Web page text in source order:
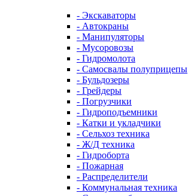
- Экскаваторы
- Автокраны
- Манипуляторы
- Мусоровозы
- Гидромолота
- Самосвалы полуприцепы
- Бульдозеры
- Грейдеры
- Погрузчики
- Гидроподъемники
- Катки и укладчики
- Сельхоз техника
- Ж/Д техника
- Гидроборта
- Пожарная
- Распределители
- Коммунальная техника